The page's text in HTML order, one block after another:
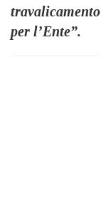
per l’Ente”.